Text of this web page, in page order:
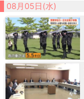
08月05日(水)